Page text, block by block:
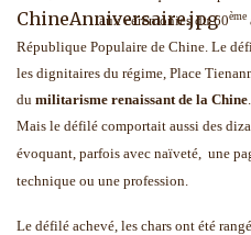
aux cérémonies du 60ème
République Populaire de Chine. Le
les dignitaires du régime, Place
du militarisme renaissant de la Chine.
Mais le défilé comportait aussi des
évoquant, parfois avec naïveté, une
technique ou une profession.
Le défilé achevé, les chars ont été